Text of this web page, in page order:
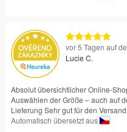
vor 5 Tagen auf
Lucie C.
Absolut übersichtlicher Online-
Auswählen der Größe – auch auf
Lieferung Sehr gut für den
Automatisch übersetzt aus